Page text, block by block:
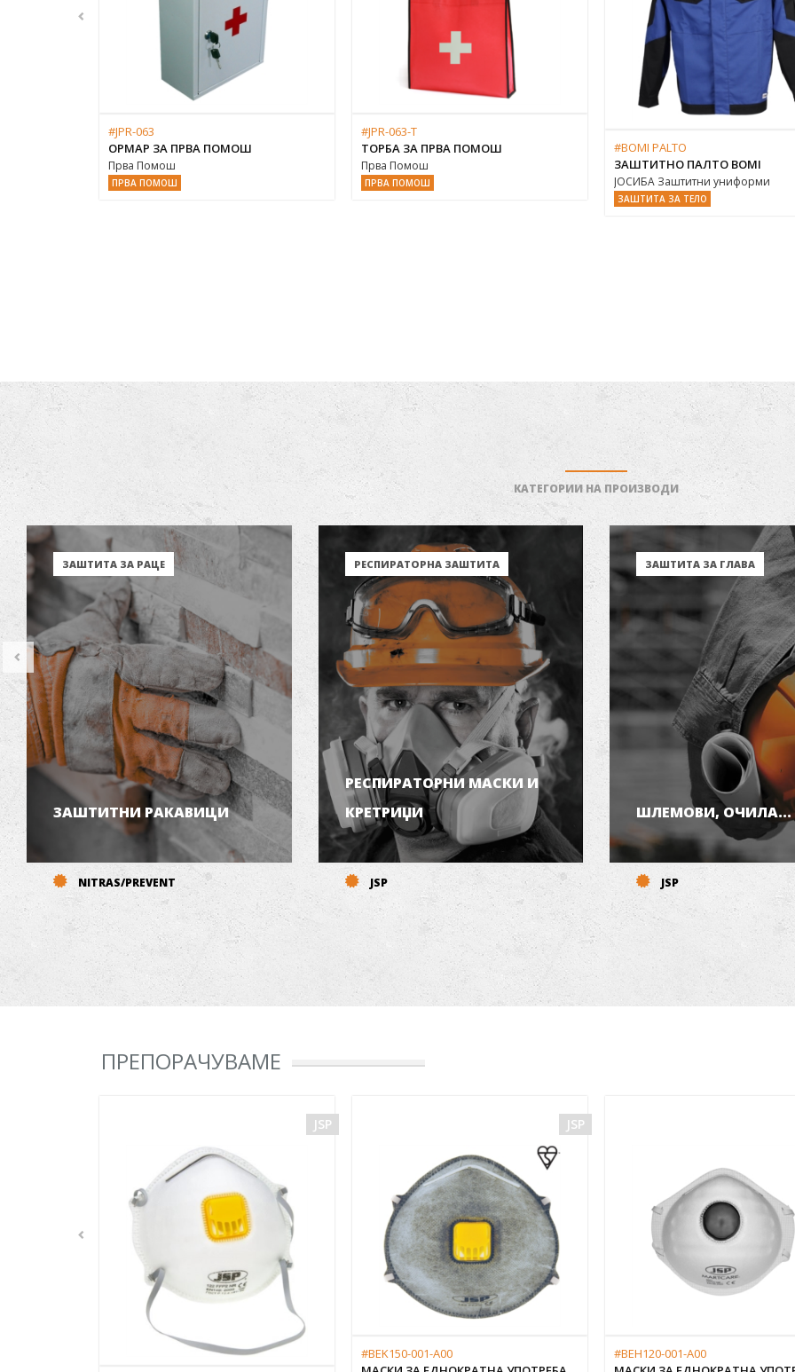
#JPR-063
ОРМАР ЗА ПРВА ПОМОШ
Прва Помош
ПРВА ПОМОШ
#JPR-063-T
ТОРБА ЗА ПРВА ПОМОШ
Прва Помош
ПРВА ПОМОШ
#BOMI PALTO
ЗАШТИТНО ПАЛТО BOMI
ЈОСИБА Заштитни униформи
ЗАШТИТА ЗА ТЕЛО
КАТЕГОРИИ НА ПРОИЗВОДИ
ЗАШТИТА ЗА РАЦЕ
ЗАШТИТНИ РАКАВИЦИ
NITRAS/PREVENT
РЕСПИРАТОРНА ЗАШТИТА
РЕСПИРАТОРНИ МАСКИ И
КРЕТРИЏИ
JSP
ЗАШТИТА ЗА ГЛАВА
ШЛЕМОВИ, ОЧИЛА...
JSP
ПРЕПОРАЧУВАМЕ
JSP JSP
#BEK150-001-A00
#BEH120-001-A00